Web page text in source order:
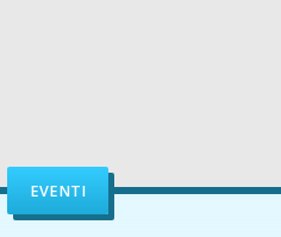
EVENTI